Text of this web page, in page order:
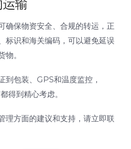
输
确保物资安全、合规的转运，正
标识和海关编码，可以避免延误
物。
到包装、GPS和温度监控，
得到精心考虑。
理方面的建议和支持，请立即联